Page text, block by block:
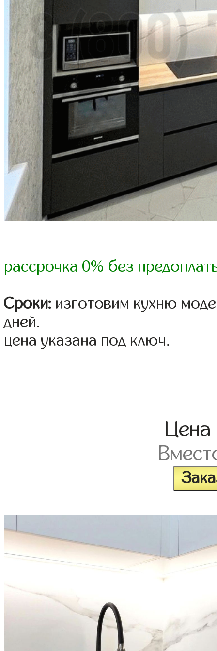
рассрочка 0% без
Сроки: изготовим кухню
дней.
цена указана под ключ.
Цена